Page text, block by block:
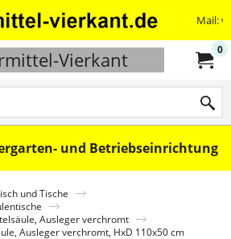
Mail:
Vierkant 0
und Betriebseinrichtung
und Tische
Ausleger verchromt
Ausleger verchromt, HxD 110x50 cm